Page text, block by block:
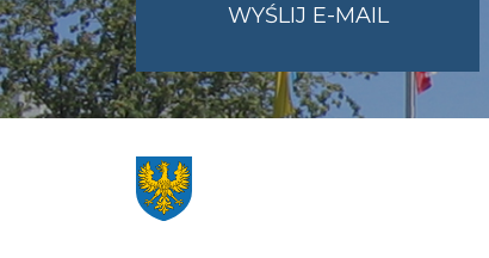
WYŚLIJ E-MAILNA